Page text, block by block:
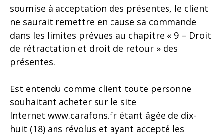
soumise à acceptation des présentes, le client
ne saurait remettre en cause sa commande
dans les limites prévues au chapitre « 9 – Droit
de rétractation et droit de retour » des
présentes.
Est entendu comme client toute personne
souhaitant acheter sur le site
Internet www.carafons.fr étant âgée de dix-
huit (18) ans révolus et ayant accepté les